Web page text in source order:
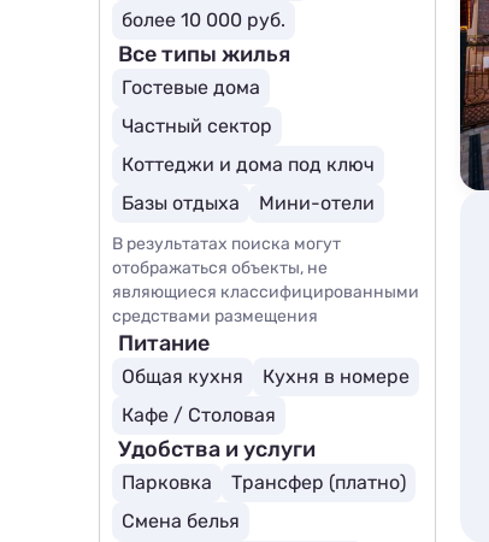
более 10 000 руб.
Все типы жилья
Гостевые дома
Частный сектор
Коттеджи и дома под ключ
Базы отдыха
Мини-отели
В результатах поиска могут
отображаться объекты, не
являющиеся классифицированными
средствами размещения
Питание
Общая кухня
Кухня в номере
Кафе / Столовая
Удобства и услуги
Парковка
Трансфер (платно)
Смена белья